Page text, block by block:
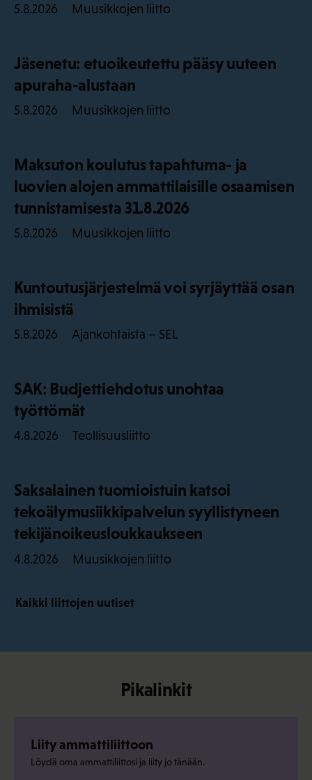
5.8.2026 Muusikkojen liitto
Jäsenetu: etuoikeutettu pääsy uuteen
apuraha-alustaan
5.8.2026 Muusikkojen liitto
Maksuton koulutus tapahtuma- ja
luovien alojen ammattilaisille osaamisen
tunnistamisesta 31.8.2026
5.8.2026 Muusikkojen liitto
Kuntoutusjärjestelmä voi syrjäyttää osan
ihmisistä
5.8.2026 Ajankohtaista – SEL
SAK: Budjettiehdotus unohtaa
työttömät
4.8.2026 Teollisuusliitto
Saksalainen tuomioistuin katsoi
tekoälymusiikkipalvelun syyllistyneen
tekijänoikeusloukkaukseen
4.8.2026 Muusikkojen liitto
Kaikki liittojen uutiset
Pikalinkit
Liity ammattiliittoon
Löydä oma ammattiliittosi ja liity jo tänään.